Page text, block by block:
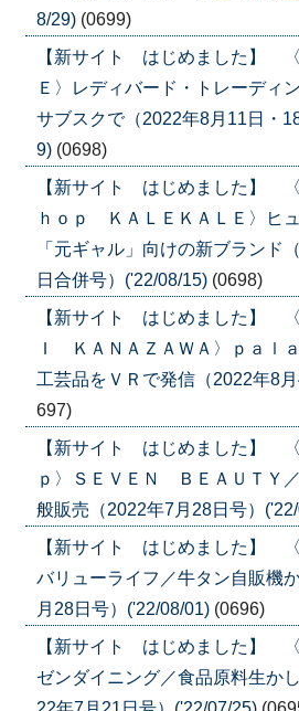
8/29) (0699)
【新サイト はじめました】
Ｅ〉レディバード・トレーディ
サブスクで（2022年8月11日・
9) (0698)
【新サイト はじめました】
ｈｏｐ ＫＡＬＥＫＡＬＥ〉ヒ
「元ギャル」向けの新ブランド
日合併号）('22/08/15) (0698)
【新サイト はじめました】
Ｉ ＫＡＮＡＺＡＷＡ〉ｐａｌ
工芸品をＶＲで発信（2022年8
697)
【新サイト はじめました】
ｐ〉ＳＥＶＥＮ ＢＥＡＵＴＹ
般販売（2022年7月28日号）
【新サイト はじめました】
バリューライフ／牛タン自販機
月28日号）('22/08/01) (0696)
【新サイト はじめました】 〈
ゼンダイニング／食品原料生か